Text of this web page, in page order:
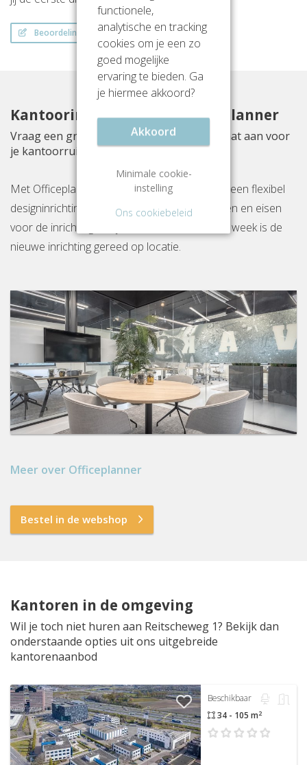
Beoordeling schrijven
Kantoorinrichting met Officeplanner
Vraag een gratis inrichtingsvoorstel op maat aan voor
je kantoorruimte aan Reitscheweg 1
Met Officeplanner huur, huurkoop of koop je een flexibel
designinrichtingspakket op basis van je wensen en eisen
voor de inrichting van jouw kantoor. Binnen 1 week is de
nieuwe inrichting gereed op locatie.
Meer over Officeplanner
Bestel in de webshop
Kantoren in de omgeving
Wil je toch niet huren aan Reitscheweg 1? Bekijk dan
onderstaande opties uit ons uitgebreide
kantorenaanbod
Beschikbaar
34 - 105 m2
functionele,
analytische en tracking
cookies om je een zo
goed mogelijke
ervaring te bieden. Ga
je hiermee akkoord?
Akkoord
Minimale cookie-
instelling
Ons cookiebeleid